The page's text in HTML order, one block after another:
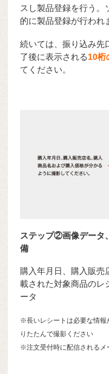
スし製品登録を行う。
的に製品登録が行われ
続いては、振り込み先
了後に表示される10桁
てください。
ステップ②画像データ
備
購入年月日、購入販売
載された対象商品のレ
ータ
※長いレシートは必要な情報
りたたんで撮影ください
※注文受付時に配信されるメ